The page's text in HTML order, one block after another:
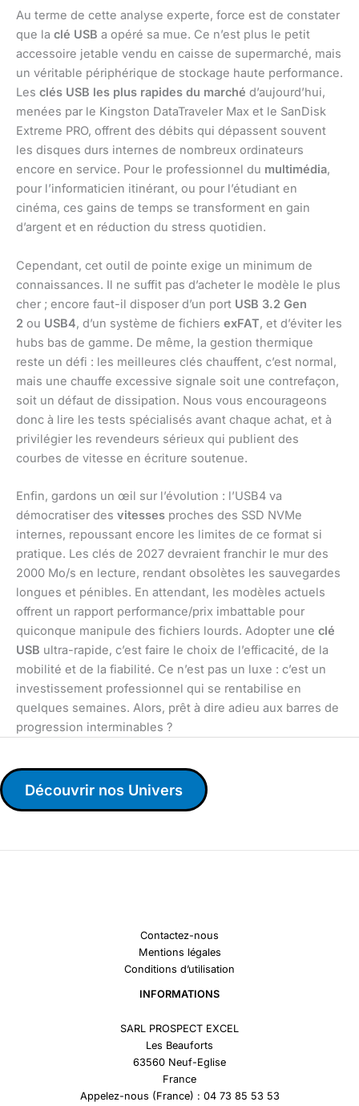
Au terme de cette analyse experte, force est de constater
que la clé USB a opéré sa mue. Ce n’est plus le petit
accessoire jetable vendu en caisse de supermarché, mais
un véritable périphérique de stockage haute performance.
Les clés USB les plus rapides du marché d’aujourd’hui,
menées par le Kingston DataTraveler Max et le SanDisk
Extreme PRO, offrent des débits qui dépassent souvent
les disques durs internes de nombreux ordinateurs
encore en service. Pour le professionnel du multimédia,
pour l’informaticien itinérant, ou pour l’étudiant en
cinéma, ces gains de temps se transforment en gain
d’argent et en réduction du stress quotidien.
Cependant, cet outil de pointe exige un minimum de
connaissances. Il ne suffit pas d’acheter le modèle le plus
cher ; encore faut-il disposer d’un port USB 3.2 Gen
2 ou USB4, d’un système de fichiers exFAT, et d’éviter les
hubs bas de gamme. De même, la gestion thermique
reste un défi : les meilleures clés chauffent, c’est normal,
mais une chauffe excessive signale soit une contrefaçon,
soit un défaut de dissipation. Nous vous encourageons
donc à lire les tests spécialisés avant chaque achat, et à
privilégier les revendeurs sérieux qui publient des
courbes de vitesse en écriture soutenue.
Enfin, gardons un œil sur l’évolution : l’USB4 va
démocratiser des vitesses proches des SSD NVMe
internes, repoussant encore les limites de ce format si
pratique. Les clés de 2027 devraient franchir le mur des
2000 Mo/s en lecture, rendant obsolètes les sauvegardes
longues et pénibles. En attendant, les modèles actuels
offrent un rapport performance/prix imbattable pour
quiconque manipule des fichiers lourds. Adopter une clé
USB ultra-rapide, c’est faire le choix de l’efficacité, de la
mobilité et de la fiabilité. Ce n’est pas un luxe : c’est un
investissement professionnel qui se rentabilise en
quelques semaines. Alors, prêt à dire adieu aux barres de
progression interminables ?
Découvrir nos Univers
Contactez-nous
Mentions légales
Conditions d’utilisation
INFORMATIONS
SARL PROSPECT EXCEL
Les Beauforts
63560 Neuf-Eglise
France
Appelez-nous (France) : 04 73 85 53 53